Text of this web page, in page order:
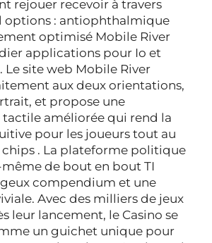
rejouer recevoir à travers
options : antiophthalmique
optimisé Mobile River
applications pour Io et
site web Mobile River
aux deux orientations,
et propose une
améliorée qui rend la
pour les joueurs tout au
. La plateforme politique
de bout en bout TI
compendium et une
Avec des milliers de jeux
leur lancement, le Casino se
un guichet unique pour